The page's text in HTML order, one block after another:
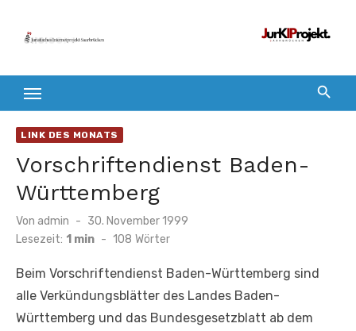
Inhalt
LINK DES MONATS
Vorschriftendienst Baden-
Württemberg
Von admin
Veröffentlicht
am
30. November 1999
Lesezeit: 1 min - 108 Wörter
Beim Vorschriftendienst Baden-Württemberg sind
alle Verkündungsblätter des Landes Baden-
Württemberg und das Bundesgesetzblatt ab dem